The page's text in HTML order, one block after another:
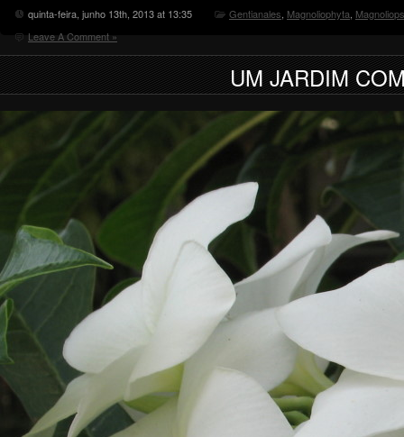
quinta-feira, junho 13th, 2013 at 13:35 Gentianales, Magnoliophyta,
Leave A Comment »
UM JARDIM